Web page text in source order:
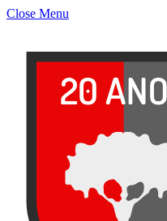
Close Menu